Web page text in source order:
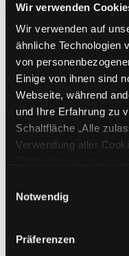
Wir verwenden
Wir verwenden auf
ähnliche Technologien
von
Einige von ihnen sind
Webseite, während
und Ihre Erfahrung zu
Schaltfläche „Alle
Verwendung aller
Cookies von
unsicheren
ohne adäquates
diesem
Notwendig
Präferenzen
The
Jahr:
Verlag: